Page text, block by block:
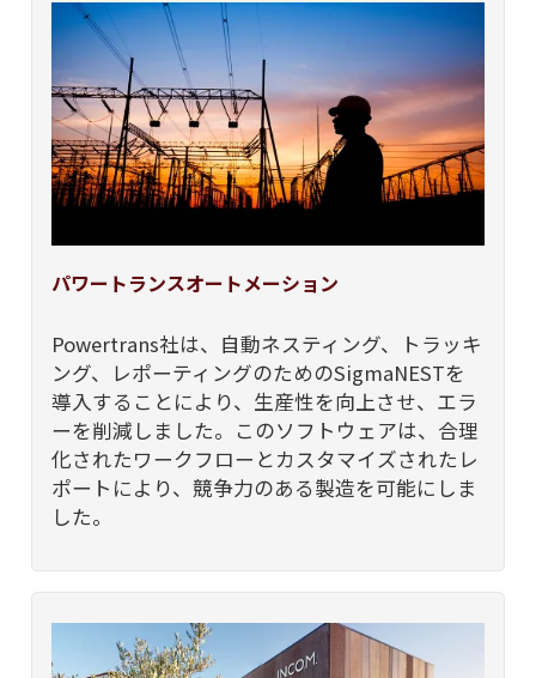
パワートランスオートメーション
Powertrans社は、自動ネスティング、トラッキ
ング、レポーティングのためのSigmaNESTを
導入することにより、生産性を向上させ、エラ
ーを削減しました。このソフトウェアは、合理
化されたワークフローとカスタマイズされたレ
ポートにより、競争力のある製造を可能にしま
した。